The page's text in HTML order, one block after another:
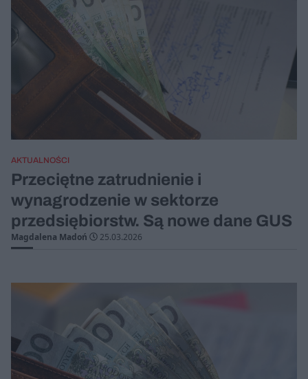
AKTUALNOŚCI
Przeciętne zatrudnienie i
wynagrodzenie w sektorze
przedsiębiorstw. Są nowe dane GUS
Magdalena Madoń 25.03.2026